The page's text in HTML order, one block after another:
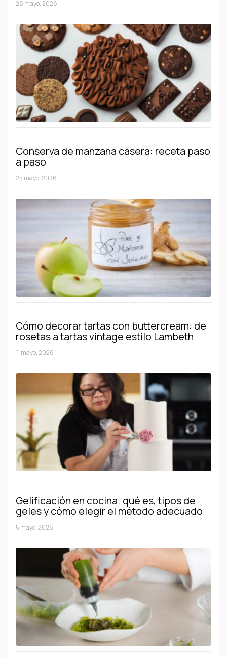
28 mayo, 2026
Conserva de manzana casera: receta paso
a paso
25 mayo, 2026
Cómo decorar tartas con buttercream: de
rosetas a tartas vintage estilo Lambeth
11 mayo, 2026
Gelificación en cocina: qué es, tipos de
geles y cómo elegir el método adecuado
5 mayo, 2026